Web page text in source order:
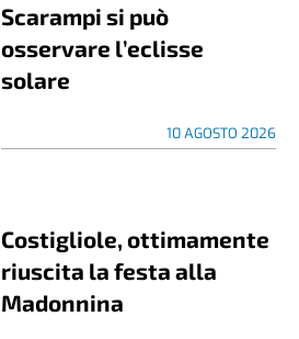
Scarampi si può
osservare l’eclisse
solare
10 AGOSTO 2026
Costigliole, ottimamente
riuscita la festa alla
Madonnina